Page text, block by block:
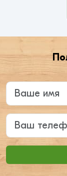
Введите ваше
Ваш телефон